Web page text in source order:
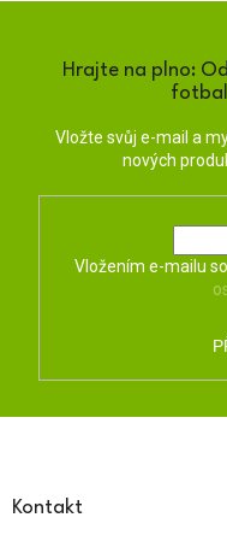
Hrajte na plno:
Vložte svůj e-mail a
nových
Vložením e-mailu
Kontakt